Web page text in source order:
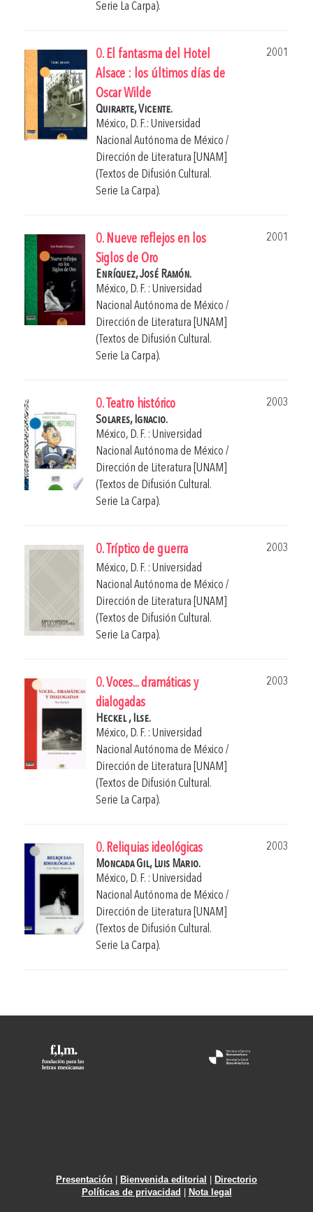
Serie La Carpa).
0. El fantasma del Hotel
Alsace : los últimos días de
Oscar Wilde
2001
Quirarte, Vicente.
México, D. F.: Universidad
Nacional Autónoma de México /
Dirección de Literatura [UNAM]
(Textos de Difusión Cultural.
Serie La Carpa).
0. Nueve reflejos en los
Siglos de Oro
2001
Enríquez, José Ramón.
México, D. F. : Universidad
Nacional Autónoma de México /
Dirección de Literatura [UNAM]
(Textos de Difusión Cultural.
Serie La Carpa).
0. Teatro histórico
2003
Solares, Ignacio.
México, D. F. : Universidad
Nacional Autónoma de México /
Dirección de Literatura [UNAM]
(Textos de Difusión Cultural.
Serie La Carpa).
0. Tríptico de guerra
2003
México, D. F. : Universidad
Nacional Autónoma de México /
Dirección de Literatura [UNAM]
(Textos de Difusión Cultural.
Serie La Carpa).
0. Voces... dramáticas y
dialogadas
2003
Heckel , Ilse.
México, D. F. : Universidad
Nacional Autónoma de México /
Dirección de Literatura [UNAM]
(Textos de Difusión Cultural.
Serie La Carpa).
0. Reliquias ideológicas
2003
Moncada Gil, Luis Mario.
México, D. F. : Universidad
Nacional Autónoma de México /
Dirección de Literatura [UNAM]
(Textos de Difusión Cultural.
Serie La Carpa).
Presentación | Bienvenida editorial | Directorio
Políticas de privacidad | Nota legal